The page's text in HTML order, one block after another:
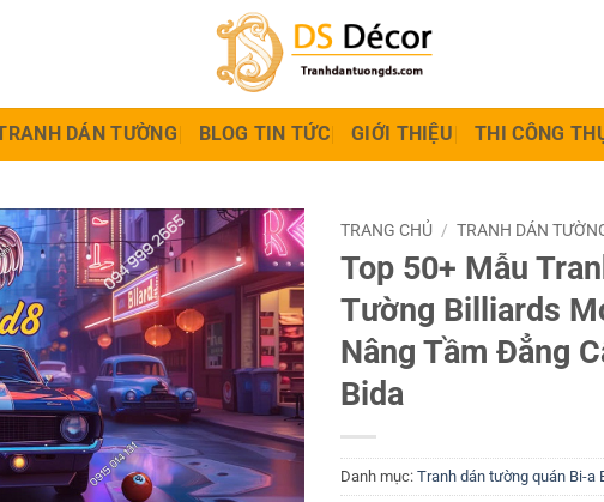
DÁN TƯỜNG BLOG TIN TỨC GIỚI THIỆU THI CÔNG
TRANG CHỦ / TRANH DÁN
Top 50+ Mẫu
Tường Billiards
Nâng Tầm Đẳng
Bida
Danh mục: Tranh dán tường quán Bi-a